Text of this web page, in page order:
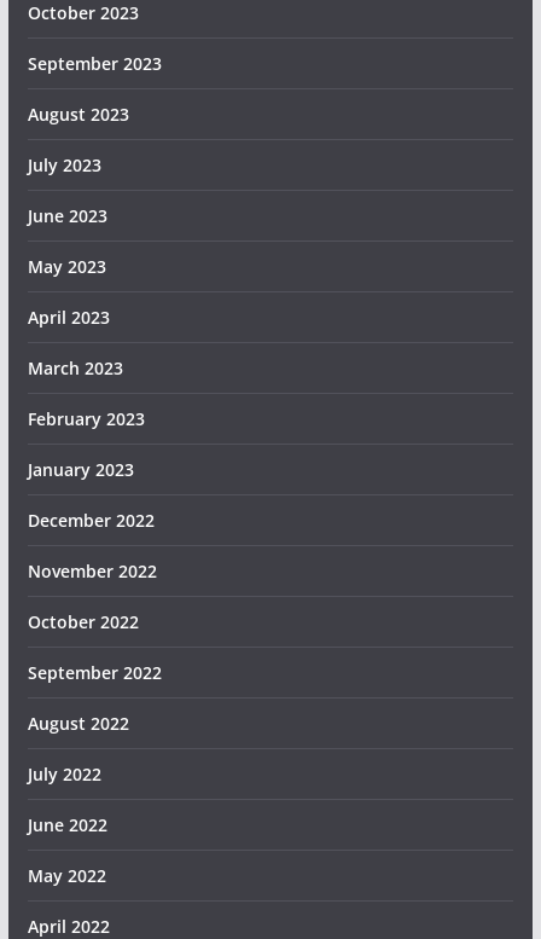
October 2023
September 2023
August 2023
July 2023
June 2023
May 2023
April 2023
March 2023
February 2023
January 2023
December 2022
November 2022
October 2022
September 2022
August 2022
July 2022
June 2022
May 2022
April 2022